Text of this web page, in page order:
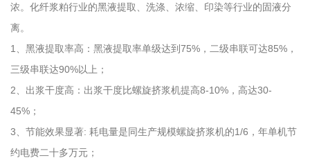
浓。化纤浆粕行业的黑液提取、洗涤、浓缩、印染等行业的固液分
离。
1、黑液提取率高：黑液提取率单级达到75%，二级串联可达85%，
三级串联达90%以上；
2、出浆干度高：出浆干度比螺旋挤浆机提高8-10%，高达30-
45%；
3、节能效果显著: 耗电量是同生产规模螺旋挤浆机的1/6，年单机节
约电费二十多万元；